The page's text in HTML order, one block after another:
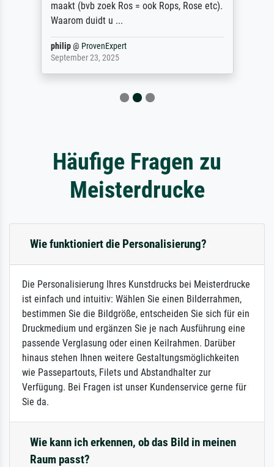
maakt (bvb zoek Ros = ook Rops, Rose etc).
Waarom duidt u ...
philip@ ProvenExpert
September 23, 2025
Häufige Fragen zu
Meisterdrucke
Wie funktioniert die Personalisierung?
Die Personalisierung Ihres Kunstdrucks bei Meisterdrucke
ist einfach und intuitiv: Wählen Sie einen Bilderrahmen,
bestimmen Sie die Bildgröße, entscheiden Sie sich für ein
Druckmedium und ergänzen Sie je nach Ausführung eine
passende Verglasung oder einen Keilrahmen. Darüber
hinaus stehen Ihnen weitere Gestaltungsmöglichkeiten
wie Passepartouts, Filets und Abstandhalter zur
Verfügung. Bei Fragen ist unser Kundenservice gerne für
Sie da.
Wie kann ich erkennen, ob das Bild in meinen
Raum passt?